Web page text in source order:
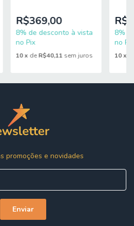
White
R$369,00
8% de desconto à vista
no Pix
10 x deR$40,11 sem juros
White
8%
no Pix
10x
promoções e novidades